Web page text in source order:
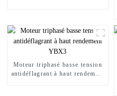
Moteur triphasé basse tension
antidéflagrant à haut rendement